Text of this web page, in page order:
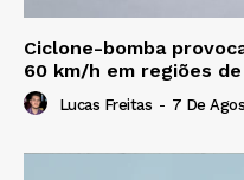
Ciclone-bomba
60 km/h em regiões
Lucas Freitas - 7 De